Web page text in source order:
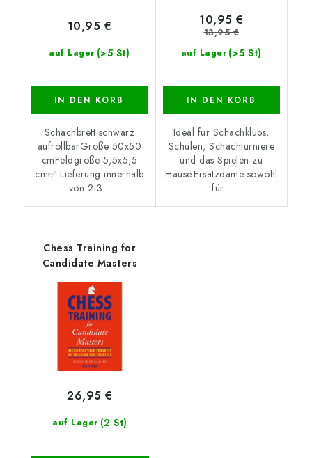
auf Lager (>5 St)
10,95 €
IN DEN KORB
Schachbrett schwarz
aufrollbarGröße 50x50
cmFeldgröße 5,5x5,5
cm✅ Lieferung innerhalb
von 2-3...
auf Lager (>5 St)
10,95 €
13,95 €
IN DEN KORB
Ideal für Schachklubs,
Schulen, Schachturniere
und das Spielen zu
Hause.Ersatzdame sowohl
für...
Chess Training for
Candidate Masters
auf Lager (2 St)
26,95 €